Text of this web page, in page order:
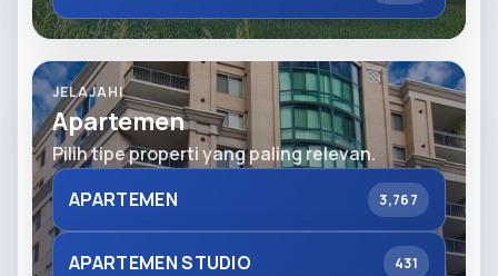
JELAJAHI
Apartemen
Pilih tipe properti yang paling relevan.
APARTEMEN
3,767
APARTEMEN STUDIO 431